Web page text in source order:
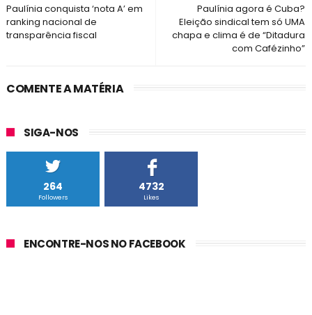
Paulínia agora é Cuba?
Eleição sindical tem só UMA
chapa e clima é de “Ditadura
com Cafézinho”
Paulínia conquista ‘nota A’ em
ranking nacional de
transparência fiscal
COMENTE A MATÉRIA
SIGA-NOS
264
Followers
4732
Likes
ENCONTRE-NOS NO FACEBOOK